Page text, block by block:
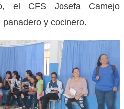
el CFS Josefa Camejo
y cocinero.